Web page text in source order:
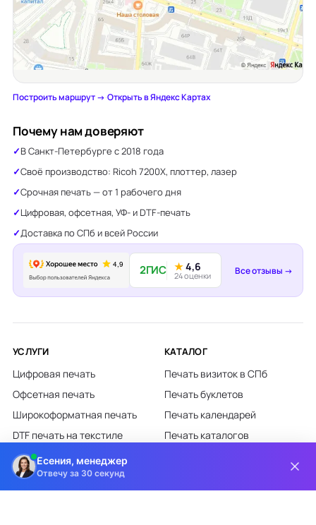
Построить маршрут →·Открыть в Яндекс Картах
Почему нам доверяют
В Санкт-Петербурге с 2018 года
Своё производство: Ricoh 7200X, плоттер, лазер
Срочная печать — от 1 рабочего дня
Цифровая, офсетная, УФ- и DTF-печать
Доставка по СПб и всей России
2ГИС ★4,6
24 оценки Все отзывы →
УСЛУГИ
Цифровая печать
Офсетная печать
Широкоформатная печать
DTF печать на текстиле
Лазерная гравировка
КАТАЛОГ
Печать визиток в СПб
Печать буклетов
Печать календарей
Печать каталогов
Есения, менеджер
Отвечу за 30 секунд